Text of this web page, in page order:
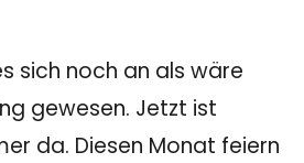
sich noch an als wäre
gewesen. Jetzt ist
da. Diesen Monat feiern